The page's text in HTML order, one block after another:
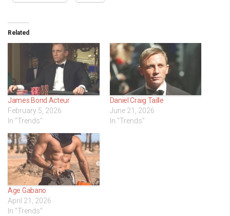
Related
James Bond Acteur
February 5, 2026
In "Trends"
Daniel Craig Taille
June 21, 2026
In "Trends"
Age Gabano
April 21, 2026
In "Trends"